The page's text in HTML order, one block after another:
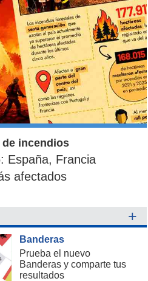
incendios
: España, Francia
afectados
+
Banderas
Prueba el nuevo
Banderas y comparte tus
resultados